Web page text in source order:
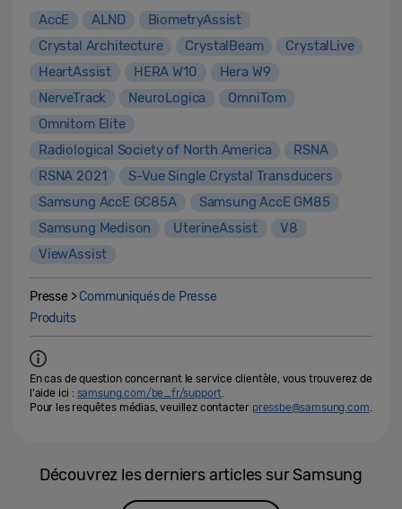
AccE ALND
BiometryAssist
Crystal Architecture
CrystalBeam
CrystalLive
HeartAssist
HERA W10
Hera W9
NerveTrack
NeuroLogica
OmniTom
Omnitom Elite
Radiological Society of North America
RSNA
RSNA 2021
S-Vue Single Crystal Transducers
Samsung AccE GC85A
Samsung AccE GM85
Samsung Medison
UterineAssist
V8
ViewAssist
Presse >Communiqués de Presse
Produits
En cas de question concernant le service clientèle, vous trouverez de
l'aide ici : samsung.com/be_fr/support.
Pour les requêtes médias, veuillez contacter pressbe@samsung.com.
Découvrez les derniers articles sur Samsung